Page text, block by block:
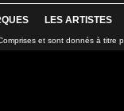
LES ARTISTES
et sont donnés à